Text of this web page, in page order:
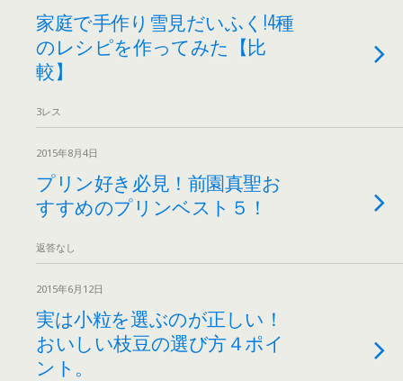
家庭で手作り雪見だいふく!4種
のレシピを作ってみた【比
較】
3レス
2015年8月4日
プリン好き必見！前園真聖お
すすめのプリンベスト５！
返答なし
2015年6月12日
実は小粒を選ぶのが正しい！
おいしい枝豆の選び方４ポイ
ント。